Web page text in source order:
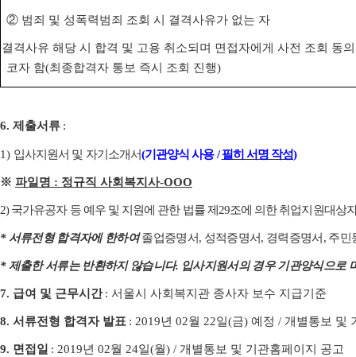
② 범죄 및 성폭력범죄 조회 시 결격사유가 없는 자
결격사유 해당 시 합격 및 고용 취소되며 면접자에게 사전 조회 동
코자 함(최종합격자 통보 즉시 조회 진행)
6. 제출서류 :
1) 입사지원서 및 자기소개서(기관양식 사용/필히 서명 작성)
※ 파일명 : 정규직 사회복지사-OOO
2)국가유공자 등 예우 및 지원에 관한 법률 제 29조에 의한 취업지원대상
* 서류전형 합격자에 한하여졸업증명서, 성적증명서, 경력증명서 , 주민
*제출한 서류는 반환하지 않습니다. 입사지원서의 경우 기관양식으로
7. 급여 및 근무시간 : 서울시 사회복지관 종사자 보수 지급기준
8. 서류전형 합격자 발표 : 2019년 02월 22일(금) 예정 / 개별통보 및
9. 면접일 : 2019년 02월 24일(월) / 개별통보 및 기관홈페이지 공고